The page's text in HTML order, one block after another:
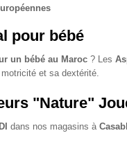
pour bébé
un bébé au Maroc ? Les
et sa dextérité.
"Nature"
dans nos magasins à